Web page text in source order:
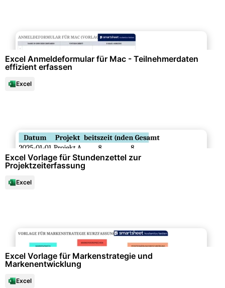
Excel Anmeldeformular für Mac - Teilnehmerdaten
effizient erfassen
Excel
Excel Vorlage für Stundenzettel zur
Projektzeiterfassung
Excel
Excel Vorlage für Markenstrategie und
Markenentwicklung
Excel